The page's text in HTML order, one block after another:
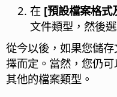
在 [預設檔案格式
文件類型，然後
從今以後，如果您儲存
擇而定。當然，您仍
其他的檔案類型。